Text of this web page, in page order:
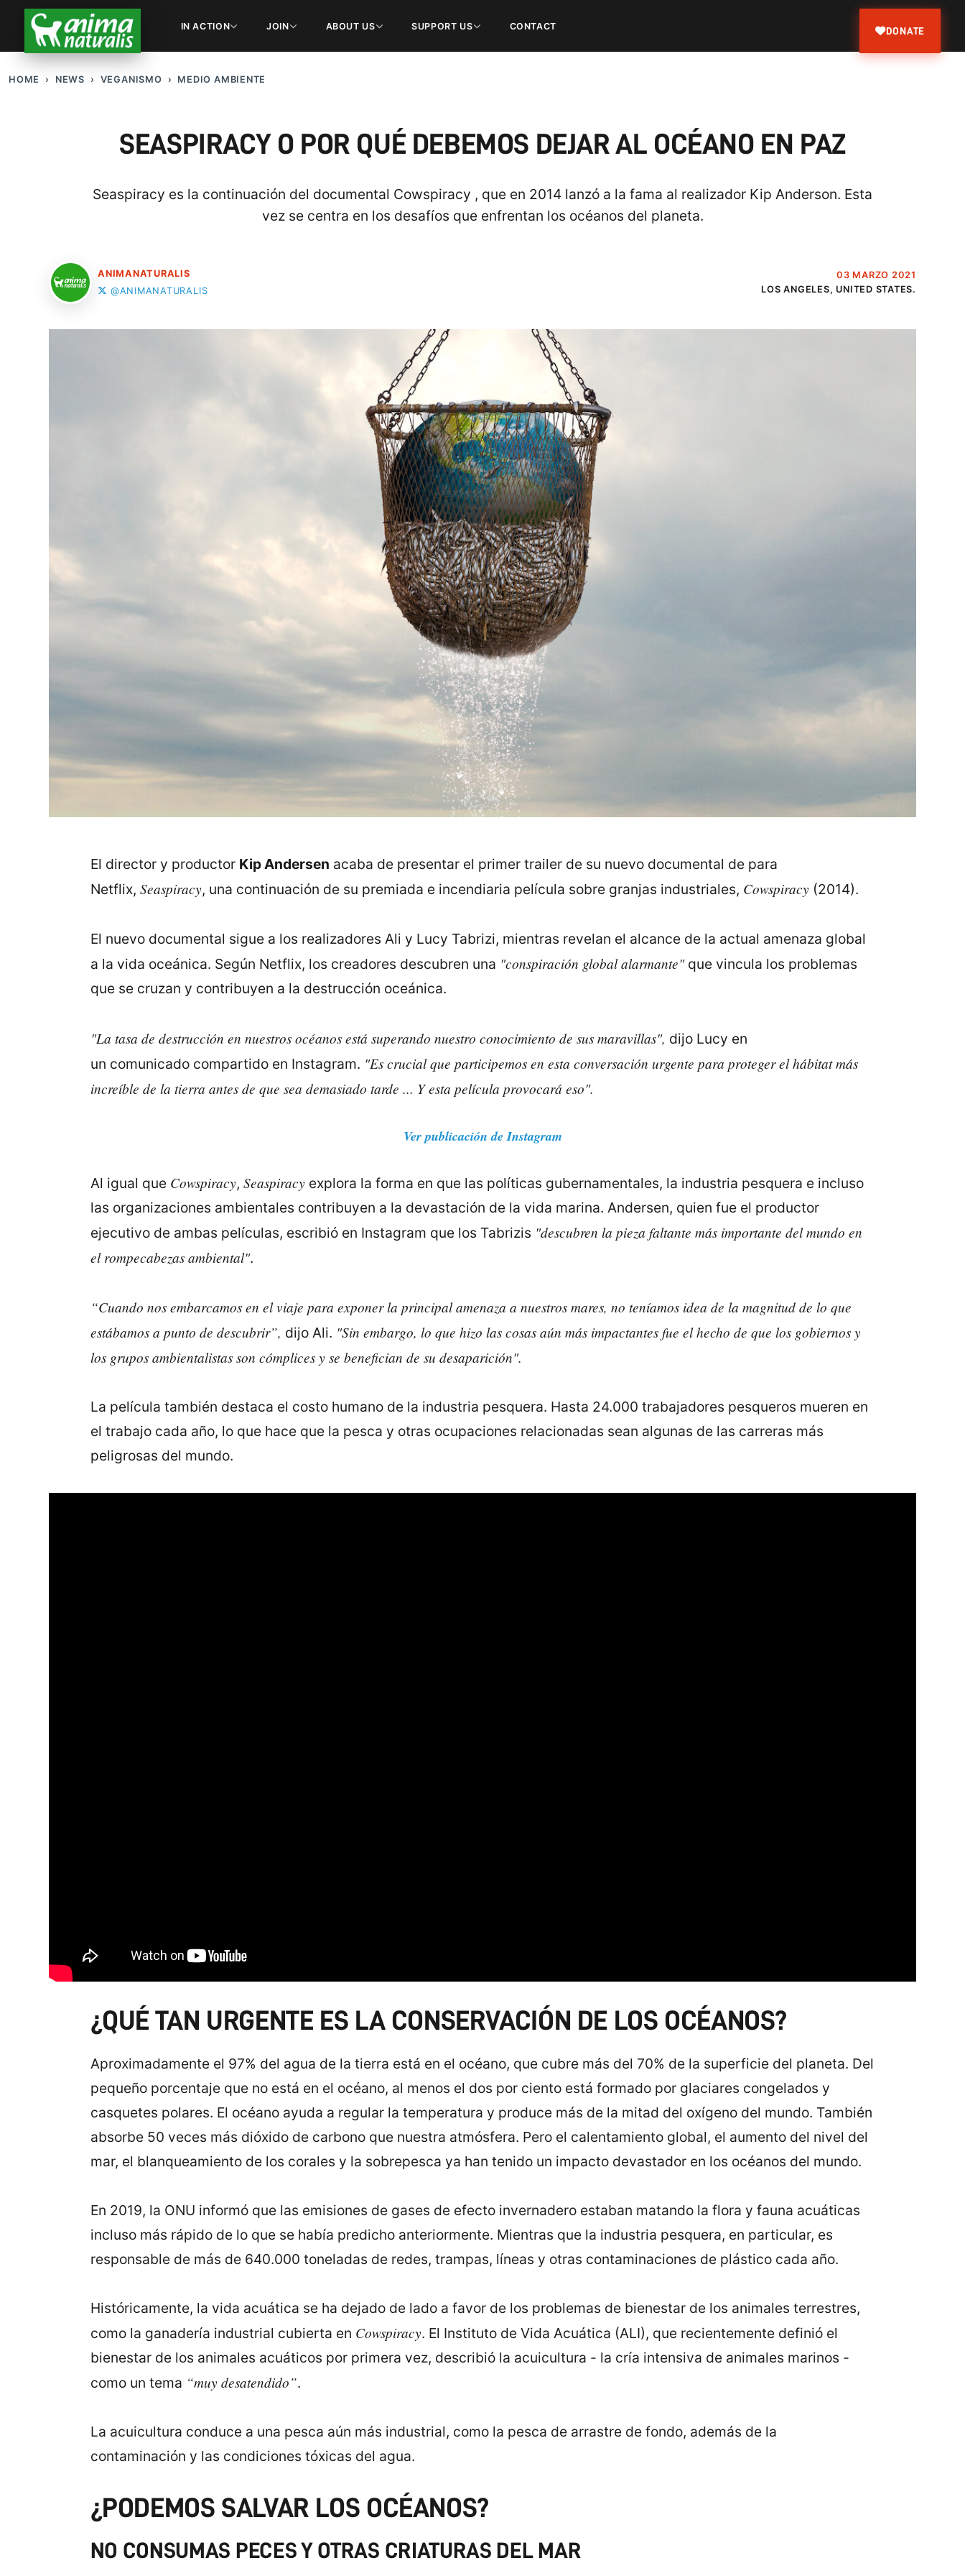
IN ACTION JOIN ABOUT US SUPPORT US CONTACT DONATE
HOME NEWS VEGANISMO MEDIO AMBIENTE
SEASPIRACY O POR QUÉ DEBEMOS DEJAR AL OCÉANO EN PAZ
Seaspiracy es la continuación del documental Cowspiracy , que en 2014 lanzó a la fama al realizador Kip Anderson. Esta
vez se centra en los desafíos que enfrentan los océanos del planeta.
ANIMANATURALIS
@ANIMANATURALIS
03 MARZO 2021
LOS ANGELES, UNITED STATES.
El director y productor Kip Andersen acaba de presentar el primer trailer de su nuevo documental de para
Netflix, Seaspiracy, una continuación de su premiada e incendiaria película sobre granjas industriales, Cowspiracy(2014).
El nuevo documental sigue a los realizadores Ali y Lucy Tabrizi, mientras revelan el alcance de la actual amenaza global
a la vida oceánica. Según Netflix, los creadores descubren una "conspiración global alarmante"que vincula los problemas
que se cruzan y contribuyen a la destrucción oceánica.
"La tasa de destrucción en nuestros océanos está superando nuestro conocimiento de sus maravillas", dijo Lucy en
un comunicado compartido en Instagram. "Es crucial que participemos en esta conversación urgente para proteger el hábitat más
increíble de la tierra antes de que sea demasiado tarde ... Y esta película provocará eso".
Ver publicación de Instagram
Al igual que Cowspiracy, Seaspiracyexplora la forma en que las políticas gubernamentales, la industria pesquera e incluso
las organizaciones ambientales contribuyen a la devastación de la vida marina. Andersen, quien fue el productor
ejecutivo de ambas películas, escribió en Instagram que los Tabrizis "descubren la pieza faltante más importante del mundo en
el rompecabezas ambiental".
“Cuando nos embarcamos en el viaje para exponer la principal amenaza a nuestros mares, no teníamos idea de la magnitud de lo que
estábamos a punto de descubrir”, dijo Ali. "Sin embargo, lo que hizo las cosas aún más impactantes fue el hecho de que los gobiernos y
los grupos ambientalistas son cómplices y se benefician de su desaparición".
La película también destaca el costo humano de la industria pesquera. Hasta 24.000 trabajadores pesqueros mueren en
el trabajo cada año, lo que hace que la pesca y otras ocupaciones relacionadas sean algunas de las carreras más
peligrosas del mundo.
¿QUÉ TAN URGENTE ES LA CONSERVACIÓN DE LOS OCÉANOS?
Aproximadamente el 97% del agua de la tierra está en el océano, que cubre más del 70% de la superficie del planeta. Del
pequeño porcentaje que no está en el océano, al menos el dos por ciento está formado por glaciares congelados y
casquetes polares. El océano ayuda a regular la temperatura y produce más de la mitad del oxígeno del mundo. También
absorbe 50 veces más dióxido de carbono que nuestra atmósfera. Pero el calentamiento global, el aumento del nivel del
mar, el blanqueamiento de los corales y la sobrepesca ya han tenido un impacto devastador en los océanos del mundo.
En 2019, la ONU informó que las emisiones de gases de efecto invernadero estaban matando la flora y fauna acuáticas
incluso más rápido de lo que se había predicho anteriormente. Mientras que la industria pesquera, en particular, es
responsable de más de 640.000 toneladas de redes, trampas, líneas y otras contaminaciones de plástico cada año.
Históricamente, la vida acuática se ha dejado de lado a favor de los problemas de bienestar de los animales terrestres,
como la ganadería industrial cubierta en Cowspiracy. El Instituto de Vida Acuática (ALI), que recientemente definió el
bienestar de los animales acuáticos por primera vez, describió la acuicultura - la cría intensiva de animales marinos -
como un tema “muy desatendido”.
La acuicultura conduce a una pesca aún más industrial, como la pesca de arrastre de fondo, además de la
contaminación y las condiciones tóxicas del agua.
¿PODEMOS SALVAR LOS OCÉANOS?
NO CONSUMAS PECES Y OTRAS CRIATURAS DEL MAR